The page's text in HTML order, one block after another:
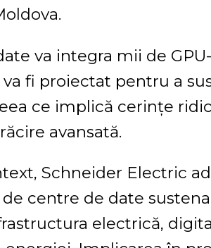
va integra mii de
fi proiectat pentru a
ce implică cerințe
avansată.
Schneider Electric
centre de date
electrică,